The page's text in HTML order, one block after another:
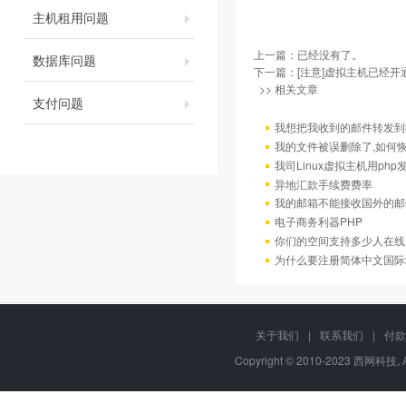
主机租用问题
数据库问题
支付问题
上一篇：已经没有了。
下一篇： [注意]虚拟主机已经开
>> 相关文章
我想把我收到的邮件转发
我的文件被误删除了,如何
我司Linux虚拟主机用php
异地汇款手续费费率
我的邮箱不能接收国外的
电子商务利器PHP
你们的空间支持多少人在
为什么要注册简体中文国
关于我们 | 联系我们 |
付
Copyright © 2010-2023 西网科技